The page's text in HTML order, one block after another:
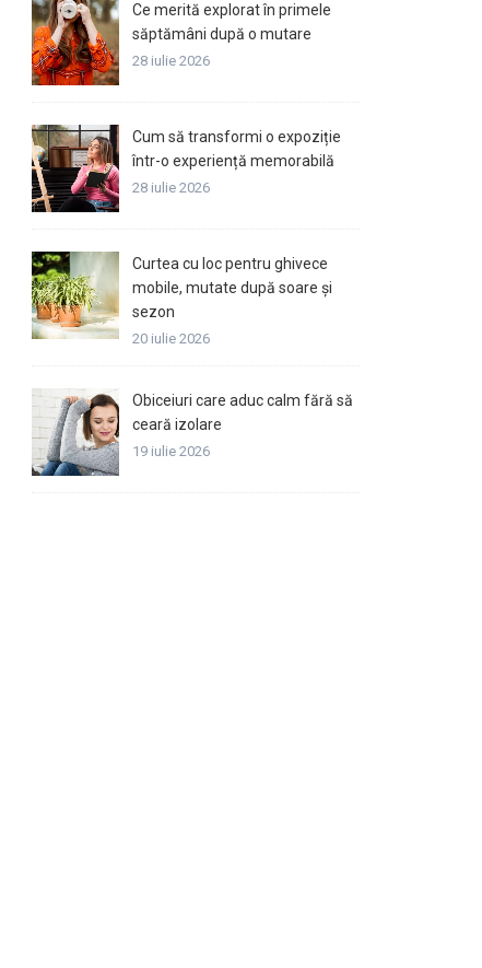
Ce merită explorat în primele
săptămâni după o mutare
28 iulie 2026
Cum să transformi o expoziție
într-o experiență memorabilă
28 iulie 2026
Curtea cu loc pentru ghivece
mobile, mutate după soare și
sezon
20 iulie 2026
Obiceiuri care aduc calm fără să
ceară izolare
19 iulie 2026